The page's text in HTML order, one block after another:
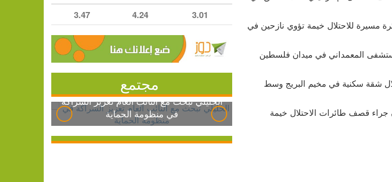
3.01
4.24
3.47
مجتمع
الخليلي تبحث مع النائب العام تعزيز الشراكة
في منظومة الحماية